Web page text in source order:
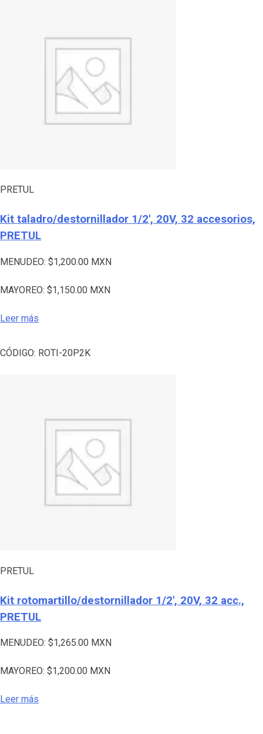
PRETUL
Kit taladro/destornillador 1/2′, 20V, 32 accesorios,
PRETUL
MENUDEO: $1,200.00 MXN
MAYOREO: $1,150.00 MXN
Leer más
CÓDIGO: ROTI-20P2K
PRETUL
Kit rotomartillo/destornillador 1/2′, 20V, 32 acc.,
PRETUL
MENUDEO: $1,265.00 MXN
MAYOREO: $1,200.00 MXN
Leer más